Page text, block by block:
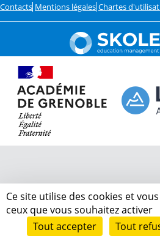
Contacts Mentions légales Chartes
Ce site utilise des cookies et
ceux que vous souhaitez activer
Tout accepter
Tout